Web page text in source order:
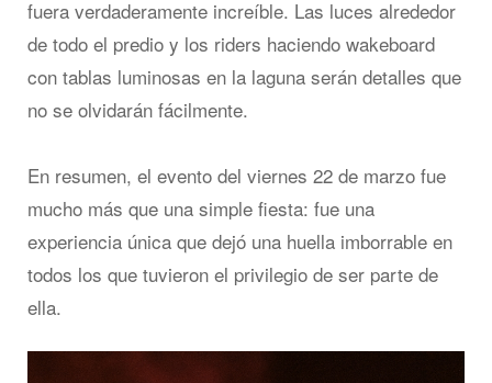
fuera verdaderamente increíble. Las luces alrededor
de todo el predio y los riders haciendo wakeboard
con tablas luminosas en la laguna serán detalles que
no se olvidarán fácilmente.
En resumen, el evento del viernes 22 de marzo fue
mucho más que una simple fiesta: fue una
experiencia única que dejó una huella imborrable en
todos los que tuvieron el privilegio de ser parte de
ella.